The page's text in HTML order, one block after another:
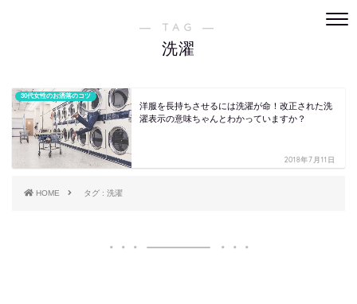
― TAG ―
洗濯
30代女性のお洒落のコツ
洋服を長持ちさせるには洗濯が命！改正された洗
濯表示の意味ちゃんとわかっていますか？
2018年7月11日
HOME タグ : 洗濯